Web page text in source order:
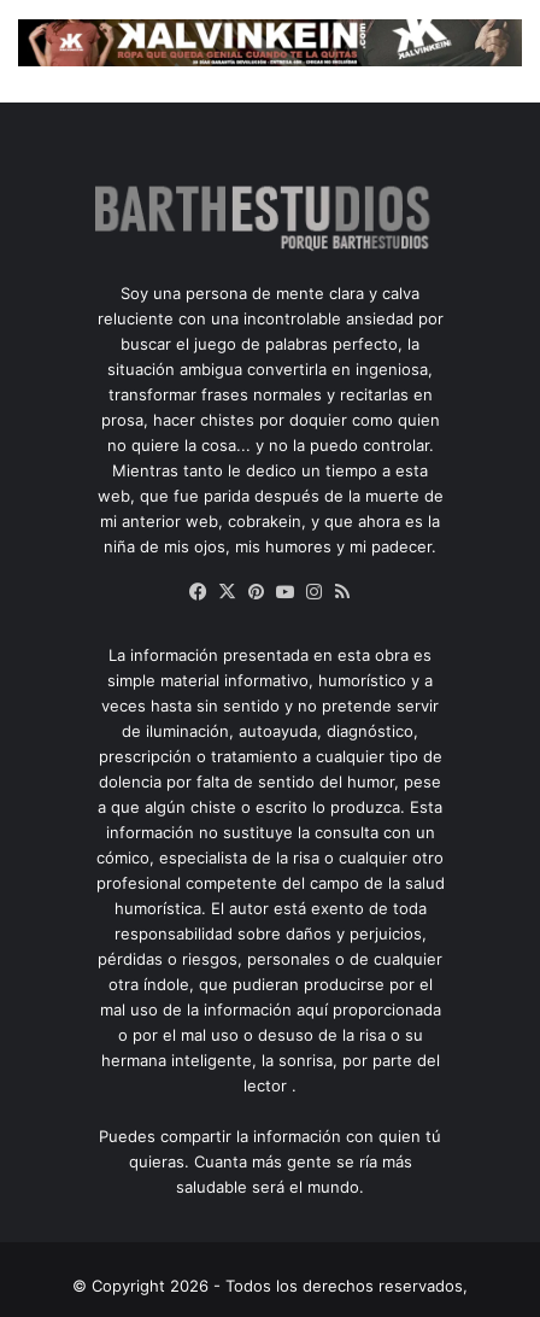
Soy una persona de mente clara y calva
reluciente con una incontrolable ansiedad por
buscar el juego de palabras perfecto, la
situación ambigua convertirla en ingeniosa,
transformar frases normales y recitarlas en
prosa, hacer chistes por doquier como quien
no quiere la cosa... y no la puedo controlar.
Mientras tanto le dedico un tiempo a esta
web, que fue parida después de la muerte de
mi anterior web, cobrakein, y que ahora es la
niña de mis ojos, mis humores y mi padecer.
Facebook
X Pinterest
YouTubeInstagram
La información presentada en esta obra es
simple material informativo, humorístico y a
veces hasta sin sentido y no pretende servir
de iluminación, autoayuda, diagnóstico,
prescripción o tratamiento a cualquier tipo de
dolencia por falta de sentido del humor, pese
a que algún chiste o escrito lo produzca. Esta
información no sustituye la consulta con un
cómico, especialista de la risa o cualquier otro
profesional competente del campo de la salud
humorística. El autor está exento de toda
responsabilidad sobre daños y perjuicios,
pérdidas o riesgos, personales o de cualquier
otra índole, que pudieran producirse por el
mal uso de la información aquí proporcionada
o por el mal uso o desuso de la risa o su
hermana inteligente, la sonrisa, por parte del
lector .
Puedes compartir la información con quien tú
quieras. Cuanta más gente se ría más
saludable será el mundo.
© Copyright 2026 - Todos los derechos reservados,